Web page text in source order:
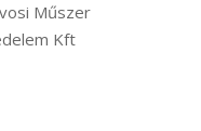
Műszer
Kft